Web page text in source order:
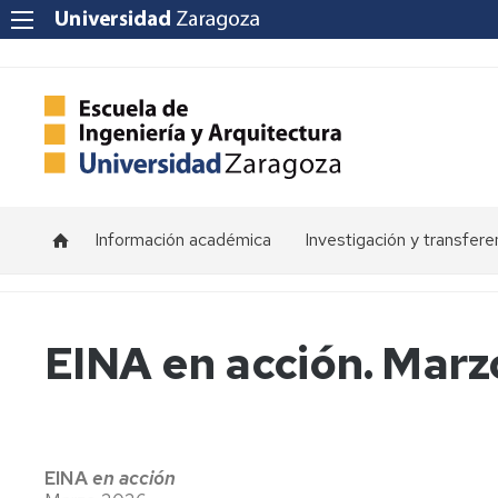
Información académica
Tutorías
Trabajos
Fin
Investigación y
Grupos
EINA en acción.
EINAen acción